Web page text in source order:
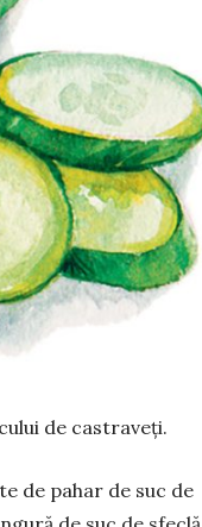
de cas­traveți.
de pa­har de suc de